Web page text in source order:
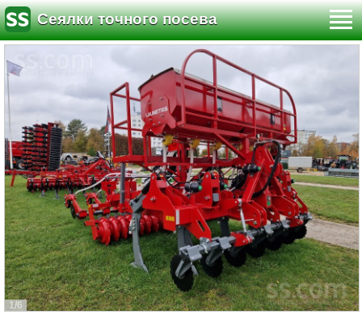
Сеялки точного посева
1/6